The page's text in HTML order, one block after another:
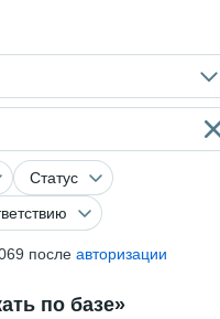
Статус
после авторизации
по базе»